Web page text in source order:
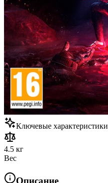
Ключевые характеристики
4.5 кг
Вес